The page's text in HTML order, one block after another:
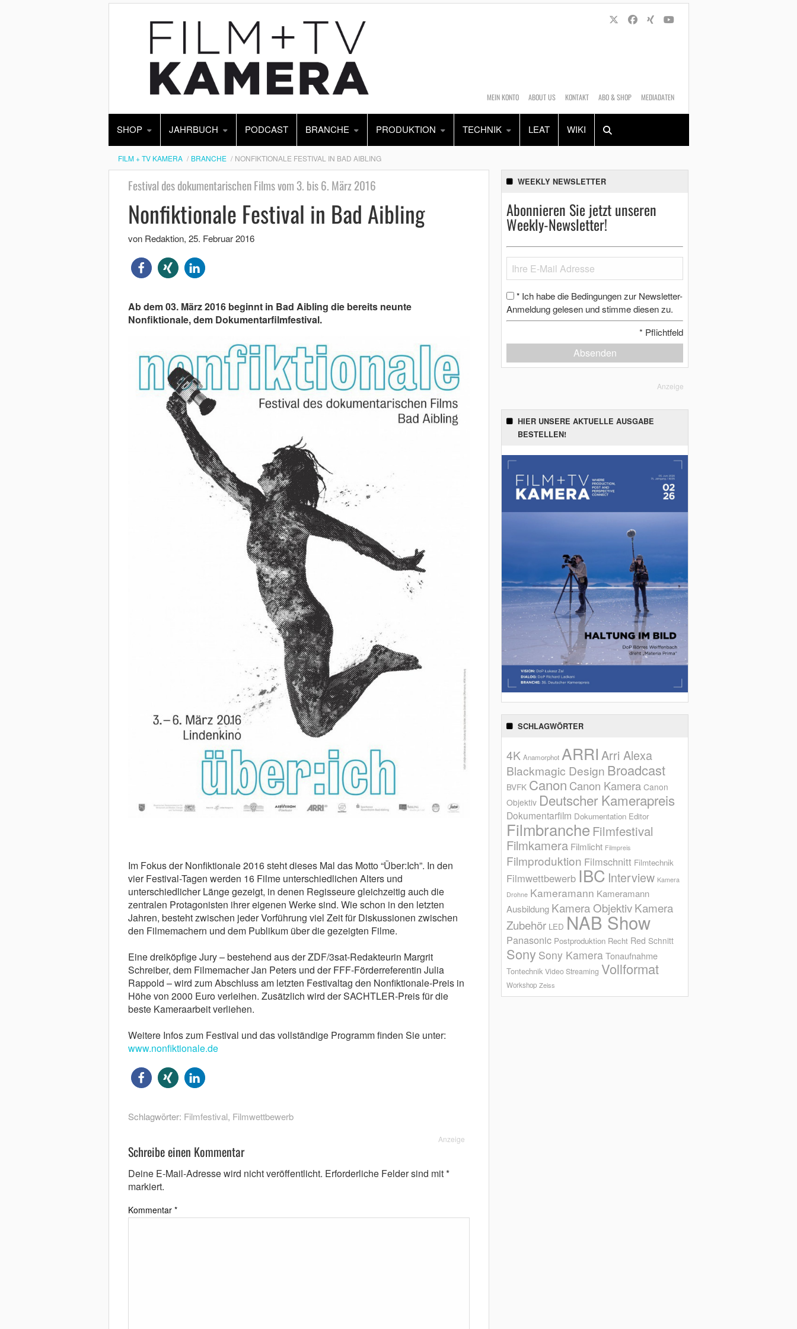
MEIN KONTO ABOUT US KONTAKT ABO & SHOP MEDIADATEN
SHOP JAHRBUCH PODCAST BRANCHE PRODUKTION TECHNIK LEAT WIKI
Alles Shop
FILM + TV KAMERA BRANCHE NONFIKTIONALE FESTIVAL IN BAD AIBLING
Festival des dokumentarischen Films vom 3. bis 6. März 2016
Nonfiktionale Festival in Bad Aibling
von Redaktion, 25. Februar 2016
Ab dem 03. März 2016 beginnt in Bad Aibling die bereits neunte
Nonfiktionale, dem Dokumentarfilmfestival.
Im Fokus der Nonfiktionale 2016 steht dieses Mal das Motto “Über:Ich”. In den
vier Festival-Tagen werden 16 Filme unterschiedlichen Alters und
unterschiedlicher Länge gezeigt, in denen Regisseure gleichzeitig auch die
zentralen Protagonisten ihrer eigenen Werke sind. Wie schon in den letzten
Jahren, besteht zwischen jeder Vorführung viel Zeit für Diskussionen zwischen
den Filmemachern und dem Publikum über die gezeigten Filme.
Eine dreiköpfige Jury – bestehend aus der ZDF/3sat-Redakteurin Margrit
Schreiber, dem Filmemacher Jan Peters und der FFF-Förderreferentin Julia
Rappold – wird zum Abschluss am letzten Festivaltag den Nonfiktionale-Preis in
Höhe von 2000 Euro verleihen. Zusätzlich wird der SACHTLER-Preis für die
beste Kameraarbeit verliehen.
Weitere Infos zum Festival und das vollständige Programm finden Sie unter:
www.nonfiktionale.de
Schlagwörter: Filmfestival, Filmwettbewerb
Anzeige
Schreibe einen Kommentar
Deine E-Mail-Adresse wird nicht veröffentlicht. Erforderliche Felder sind mit*
markiert.
Kommentar *
WEEKLY NEWSLETTER
Abonnieren Sie jetzt unseren
Weekly-Newsletter!
* Ich habe die Bedingungen zur Newsletter-
Anmeldung gelesen und stimme diesen zu.
* Pflichtfeld
Absenden
Anzeige
HIER UNSERE AKTUELLE AUSGABE
BESTELLEN!
SCHLAGWÖRTER
4K Anamorphot ARRI Arri Alexa
Blackmagic Design Broadcast
BVFK Canon Canon Kamera Canon
Objektiv Deutscher Kamerapreis
Dokumentarfilm Dokumentation Editor
Filmbranche Filmfestival
Filmkamera Filmlicht Filmpreis
Filmproduktion Filmschnitt Filmtechnik
Filmwettbewerb IBC Interview Kamera
Drohne Kameramann Kameramann
Ausbildung Kamera ObjektivKamera
Zubehör LED NAB Show
Panasonic Postproduktion Recht Red Schnitt
Sony Sony KameraTonaufnahme
Tontechnik Video Streaming Vollformat
Workshop Zeiss